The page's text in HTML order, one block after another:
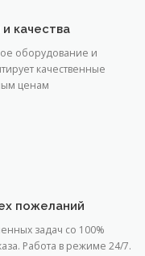
качества
оборудование и
качественные
ценам
пожеланий
задач со 100%
Работа в режиме 24/7.